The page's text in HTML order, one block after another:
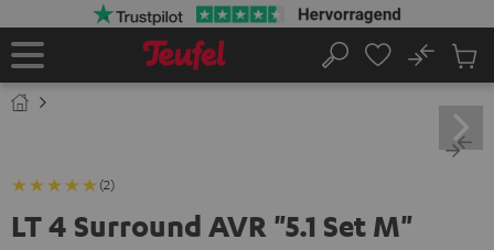
Startseite
Suche
No
im
(2)
LT 4 Surround AVR "5.1 Set M"